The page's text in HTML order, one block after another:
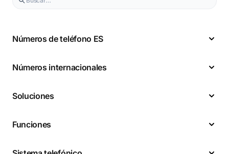
Números de teléfono ES
Números internacionales
Soluciones
Funciones